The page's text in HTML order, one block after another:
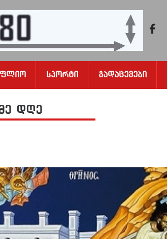
Სპორტი Გადაცემები
დღე